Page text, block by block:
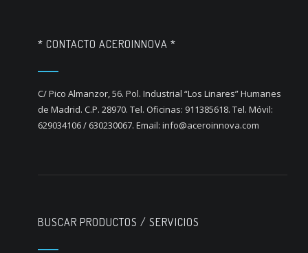
* CONTACTO ACEROINNOVA *
C/ Pico Almanzor, 56. Pol. Industrial “Los Linares” Humanes
de Madrid. C.P. 28970. Tel. Oficinas: 911385618. Tel. Móvil:
629034106 / 630230067. Email: info@aceroinnova.com
BUSCAR PRODUCTOS / SERVICIOS